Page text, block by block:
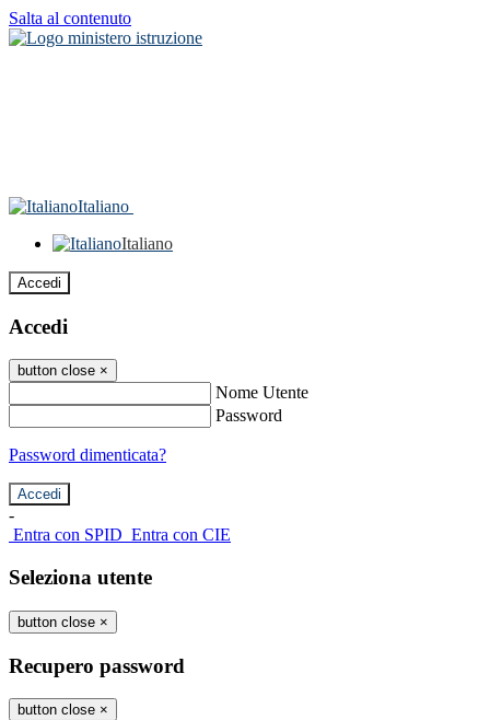
Salta al contenuto
Italiano
Italiano
Accedi
Accedi
button close ×
Nome Utente
Password
Password dimenticata?
-
Entra con SPID Entra con CIE
Seleziona utente
button close ×
Recupero password
button close ×